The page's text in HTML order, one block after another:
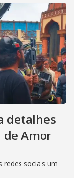
detalhes
de Amor
redes sociais um